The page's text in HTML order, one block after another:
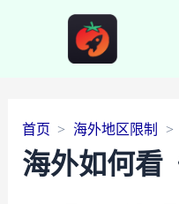
首页 海外地区限制
海外如何看